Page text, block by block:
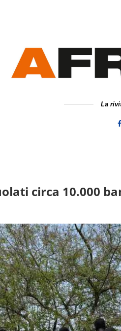
La
circa 10.000